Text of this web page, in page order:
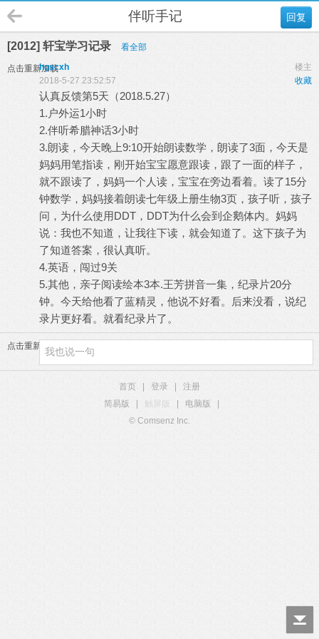
回复
伴听手记
[2012] 轩宝学习记录 看全部
点击重新加载 楼主
hgscxh
收藏
2018-5-27 23:52:57
认真反馈第5天（2018.5.27）
1.户外运1小时
2.伴听希腊神话3小时
3.朗读，今天晚上9:10开始朗读数学，朗读了3面，今天是
妈妈用笔指读，刚开始宝宝愿意跟读，跟了一面的样子，
就不跟读了，妈妈一个人读，宝宝在旁边看着。读了15分
钟数学，妈妈接着朗读七年级上册生物3页，孩子听，孩子
问，为什么使用DDT，DDT为什么会到企鹅体内。妈妈
说：我也不知道，让我往下读，就会知道了。这下孩子为
了知道答案，很认真听。
4.英语，闯过9关
5.其他，亲子阅读绘本3本.王芳拼音一集，纪录片20分
钟。今天给他看了蓝精灵，他说不好看。后来没看，说纪
录片更好看。就看纪录片了。
点击重新加载
首页 登录
注册
简易版
触屏版 电脑版
© Comsenz Inc.